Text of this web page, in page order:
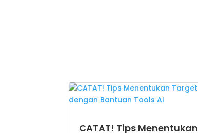
CATAT! Tips Menentukan